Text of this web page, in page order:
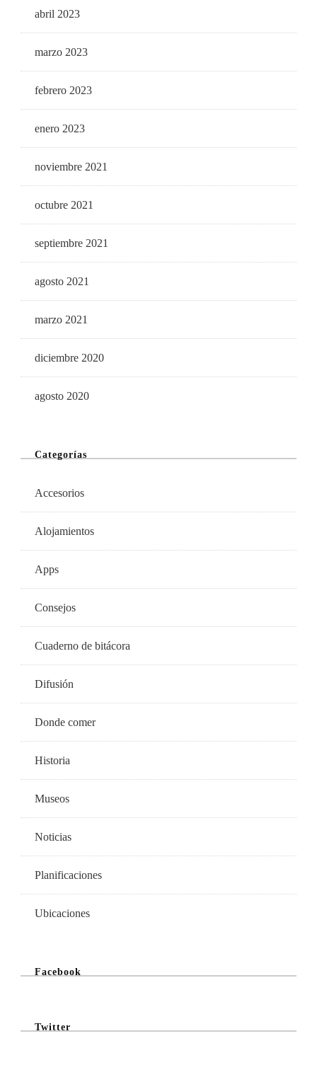
abril 2023
marzo 2023
febrero 2023
enero 2023
noviembre 2021
octubre 2021
septiembre 2021
agosto 2021
marzo 2021
diciembre 2020
agosto 2020
Categorías
Accesorios
Alojamientos
Apps
Consejos
Cuaderno de bitácora
Difusión
Donde comer
Historia
Museos
Noticias
Planificaciones
Ubicaciones
Facebook
Twitter